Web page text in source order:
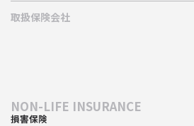
取扱保険会社
NON-LIFE INSURANCE
損害保険